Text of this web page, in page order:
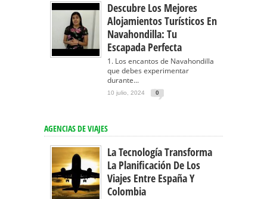
Descubre Los Mejores
Alojamientos Turísticos En
Navahondilla: Tu
Escapada Perfecta
1. Los encantos de Navahondilla
que debes experimentar
durante...
10 julio, 2024 0
AGENCIAS DE VIAJES
La Tecnología Transforma
La Planificación De Los
Viajes Entre España Y
Colombia